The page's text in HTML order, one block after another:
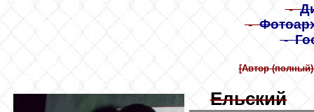
-
-
-
[Автор
Ельский